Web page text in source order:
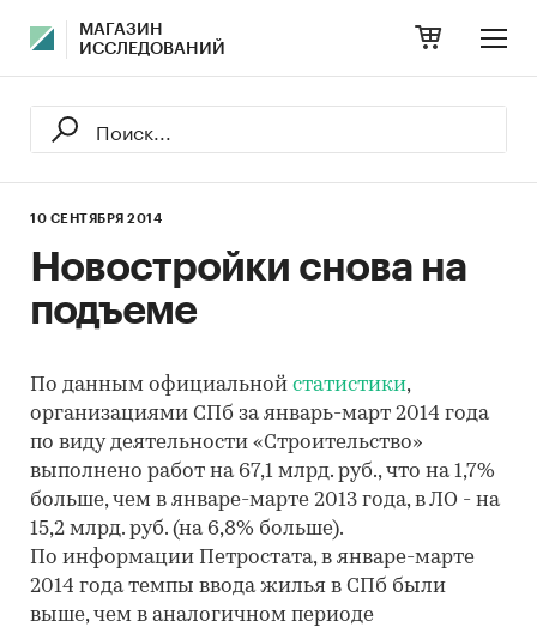
МАГАЗИН
ИССЛЕДОВАНИЙ
10 СЕНТЯБРЯ 2014
Новостройки снова на
подъеме
По данным официальной статистики,
организациями СПб за январь-март 2014 года
по виду деятельности «Строительство»
выполнено работ на 67,1 млрд. руб., что на 1,7%
больше, чем в январе-марте 2013 года, в ЛО - на
15,2 млрд. руб. (на 6,8% больше).
По информации Петростата, в январе-марте
2014 года темпы ввода жилья в СПб были
выше, чем в аналогичном периоде